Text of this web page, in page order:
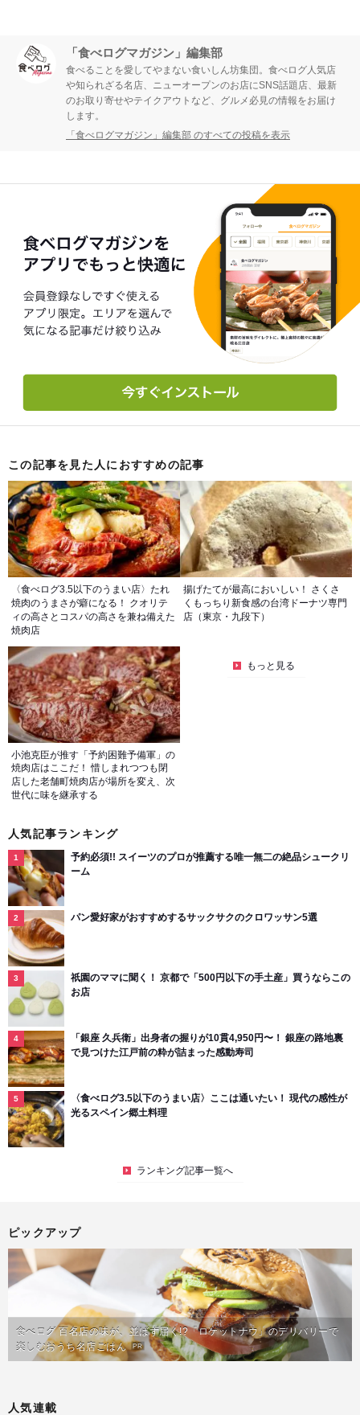
「食べログマガジン」編集部
食べることを愛してやまない食いしん坊集団。食べログ人気店
や知られざる名店、ニューオープンのお店にSNS話題店、最新
のお取り寄せやテイクアウトなど、グルメ必見の情報をお届け
します。
「食べログマガジン」編集部 のすべての投稿を表示
この記事を見た人におすすめの記事
〈食べログ3.5以下のうまい店〉たれ
焼肉のうまさが癖になる！ クオリテ
ィの高さとコスパの高さを兼ね備えた
焼肉店
揚げたてが最高においしい！ さくさ
くもっちり新食感の台湾ドーナツ専門
店（東京・九段下）
小池克臣が推す「予約困難予備軍」の
焼肉店はここだ！ 惜しまれつつも閉
店した老舗町焼肉店が場所を変え、次
世代に味を継承する
もっと見る
人気記事ランキング
予約必須!! スイーツのプロが推薦する唯一無二の絶品シュークリ
ーム
パン愛好家がおすすめするサックサクのクロワッサン5選
祇園のママに聞く！ 京都で「500円以下の手土産」買うならこの
お店
「銀座 久兵衛」出身者の握りが10貫4,950円〜！ 銀座の路地裏
で見つけた江戸前の粋が詰まった感動寿司
〈食べログ3.5以下のうまい店〉ここは通いたい！ 現代の感性が
光るスペイン郷土料理
ランキング記事一覧へ
ピックアップ
食べログ 百名店の味が、並ばず届く!?「ロケットナウ」のデリバリーで
楽しむおうち名店ごはん PR
人気連載